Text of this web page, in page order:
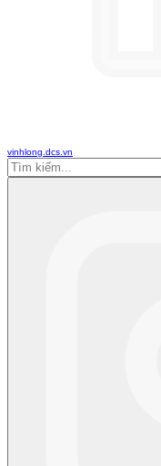
vinhlong.dcs.vn